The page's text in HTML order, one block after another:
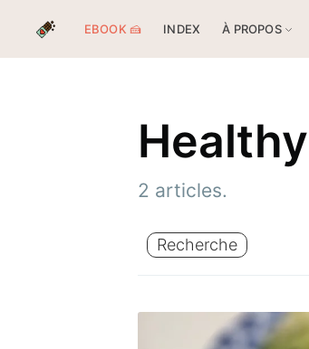
EBOOK 🍰 INDEX À PROPOS
Healthy
2 articles.
Recherche